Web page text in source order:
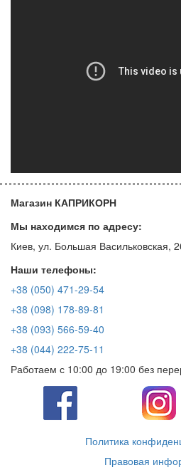
Магазин КАПРИКОРН
Мы находимся по адресу:
Киев, ул. Большая Васильковская,
Наши телефоны:
+38 (050) 471-29-54
+38 (098) 178-89-81
+38 (093) 566-59-40
+38 (044) 222-75-11
Работаем с 10:00 до 19:00 без
Политика
Правовая